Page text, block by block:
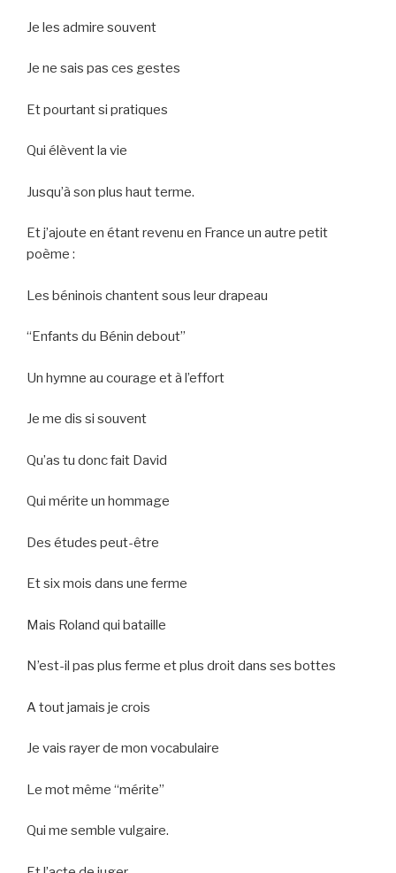
Je les admire souvent
Je ne sais pas ces gestes
Et pourtant si pratiques
Qui élèvent la vie
Jusqu’à son plus haut terme.
Et j’ajoute en étant revenu en France un autre petit
poème :
Les béninois chantent sous leur drapeau
“Enfants du Bénin debout”
Un hymne au courage et à l’effort
Je me dis si souvent
Qu’as tu donc fait David
Qui mérite un hommage
Des études peut-être
Et six mois dans une ferme
Mais Roland qui bataille
N’est-il pas plus ferme et plus droit dans ses bottes
A tout jamais je crois
Je vais rayer de mon vocabulaire
Le mot même “mérite”
Qui me semble vulgaire.